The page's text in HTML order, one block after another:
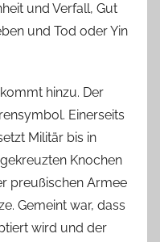
und Verfall, Gut
und Tod oder Yin
hinzu. Der
Einerseits
Militär bis in
Knochen
preußischen Armee
Gemeint war, dass
wird und der